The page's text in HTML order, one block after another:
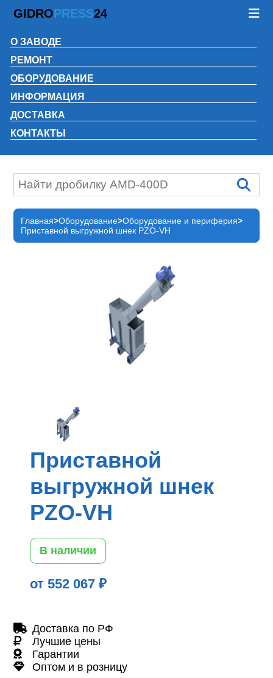
GIDROPRESS24
О ЗАВОДЕ
РЕМОНТ
ОБОРУДОВАНИЕ
ИНФОРМАЦИЯ
ДОСТАВКА
КОНТАКТЫ
Главная Оборудование Оборудование и периферия
Приставной выгружной шнек PZO-VH
Приставной
выгружной шнек
PZO-VH
В наличии
от 552 067 ₽
Доставка по РФ
Лучшие цены
Гарантии
Оптом и в розницу